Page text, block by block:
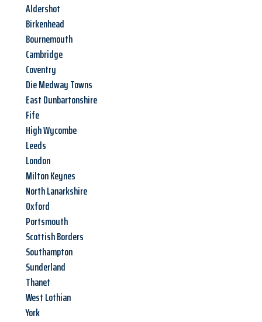
Aldershot
Birkenhead
Bournemouth
Cambridge
Coventry
Die Medway Towns
East Dunbartonshire
Fife
High Wycombe
Leeds
London
Milton Keynes
North Lanarkshire
Oxford
Portsmouth
Scottish Borders
Southampton
Sunderland
Thanet
West Lothian
York